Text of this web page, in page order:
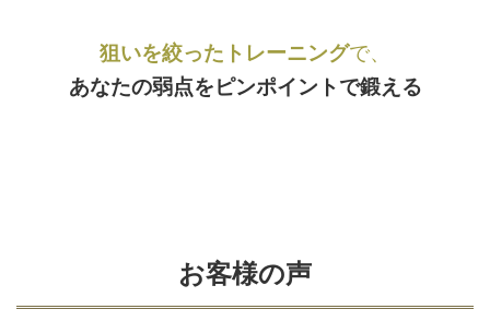
狙いを絞ったトレーニングで、
あなたの弱点をピンポイントで鍛える
お客様の声